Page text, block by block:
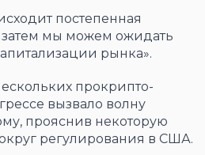
постепенная
затем мы можем ожидать
рынка».
прокрипто-
вызвало волну
прояснив некоторую
регулирования в США.